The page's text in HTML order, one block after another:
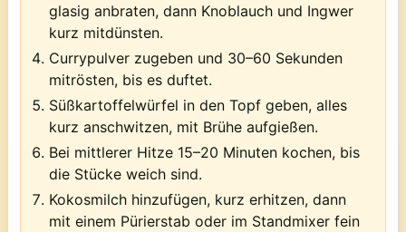
glasig anbraten, dann Knoblauch und Ingwer
kurz mitdünsten.
Currypulver zugeben und 30–60 Sekunden
mitrösten, bis es duftet.
Süßkartoffelwürfel in den Topf geben, alles
kurz anschwitzen, mit Brühe aufgießen.
Bei mittlerer Hitze 15–20 Minuten kochen, bis
die Stücke weich sind.
Kokosmilch hinzufügen, kurz erhitzen, dann
mit einem Pürierstab oder im Standmixer fein